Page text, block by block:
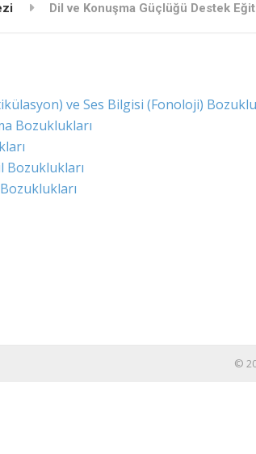
Dil ve Konuşma Güçlüğü Destek
ve Ses Bilgisi (Fonoloji)
Bozuklukları
Bozuklukları
©